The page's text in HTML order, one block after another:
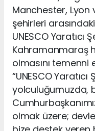
Manchester,
şehirleri
UNESCO Yaratıcı
Kahramanmaraş
olmasını temenni
“UNESCO
yolculuğumuzda,
olmak üzere;